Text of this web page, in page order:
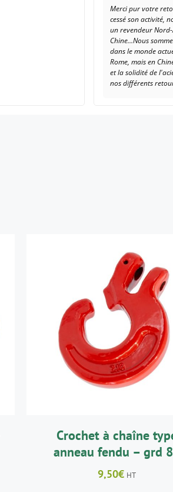
Merci pur votre
cessé son activité,
un revendeur
Chine...Nous
dans le monde
Rome, mais en
et la solidité de
nos différents
AJOUTER AU PANIER
/
DÉTAILS
Crochet à chaîne
anneau fendu – grd
9,50€ HT